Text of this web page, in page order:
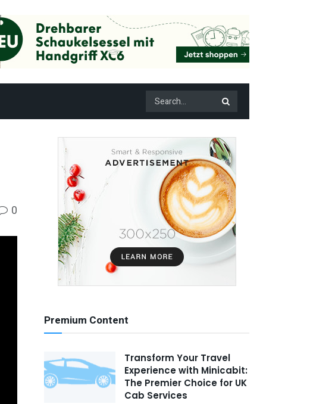
0
Premium Content
Transform Your Travel
Experience with Minicabit:
The Premier Choice for UK
Cab Services